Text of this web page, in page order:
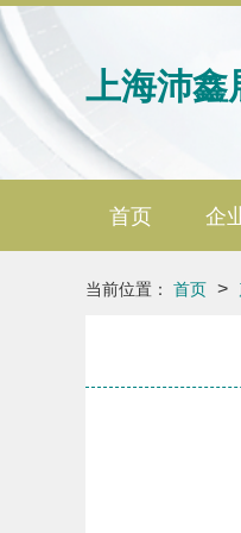
上海沛鑫
首页 企
当前位置： 首页 >